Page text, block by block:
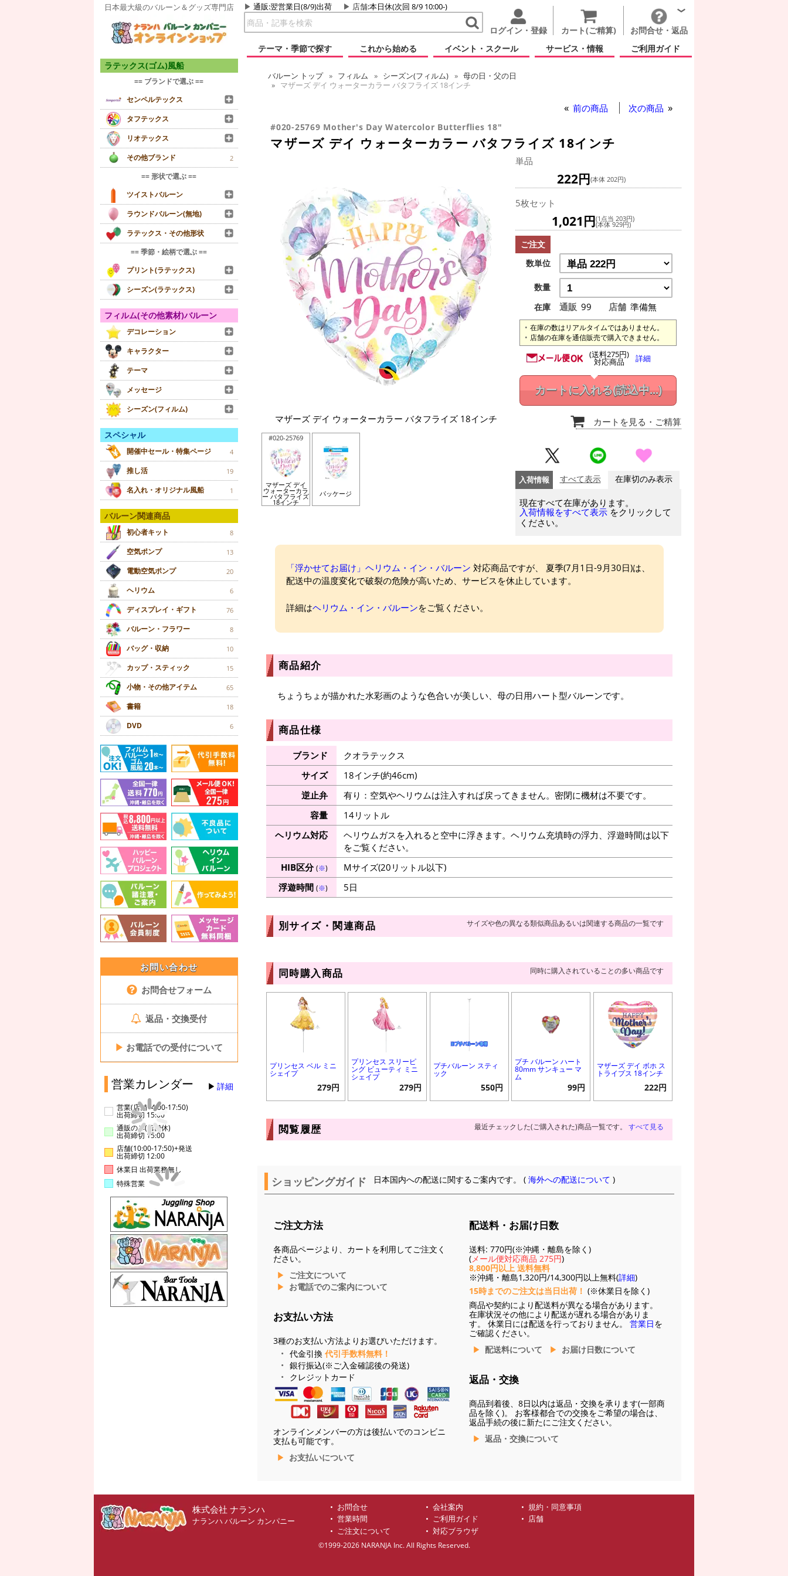
日本最大級のバルーン＆グッズ専門店 通販:翌営業日(8/9)出荷 店舗:本日休(次回 8/9 10:00-)
ログイン・登録 カート(ご精算)
お問合せ・返品
テーマ・季節で探す
これから始める イベント・スクール サービス・情報 ご利用ガイド
ラテックス(ゴム)風船
== ブランドで選ぶ ==
センペルテックス
タフテックス
リオテックス
その他ブランド
2
== 形状で選ぶ ==
ツイストバルーン
ラウンドバルーン(無地)
ラテックス・その他形状
== 季節・絵柄で選ぶ ==
プリント(ラテックス)
シーズン(ラテックス)
フィルム(その他素材)バルーン
デコレーション
キャラクター
テーマ
メッセージ
シーズン(フィルム)
スペシャル
開催中セール・特集ページ 4
推し活 19
名入れ・オリジナル風船 1
バルーン関連商品
初心者キット 8
空気ポンプ 13
電動空気ポンプ 20
ヘリウム 6
ディスプレイ・ギフト 76
バルーン・フラワー 8
バッグ・収納 10
カップ・スティック 15
小物・その他アイテム 65
書籍 18
DVD 6
お問い合わせ
お問合せフォーム
返品・交換受付
▶ お電話での受付について
営業カレンダー 詳細
営業(店舗14:00-17:50)
出荷締切 15:00
通販のみ(店舗休)
出荷締切 15:00
店舗(10:00-17:50)+発送
出荷締切 12:00
休業日 出荷業務無し
特殊営業
バルーン トップ フィルム シーズン(フィルム)
母の日・父の日
マザーズ デイ ウォーターカラー バタフライズ 18インチ
前の商品 次の商品
#020-25769 Mother's Day Watercolor Butterflies 18"
マザーズ デイ ウォーターカラー バタフライズ 18インチ
マザーズ デイ ウォーターカラー バタフライズ 18インチ
#020-25769
マザーズ デイ
ウォーターカラ
ー バタフライズ
18インチ
パッケージ
単品
222円(本体 202円)
5枚セット
1,021円(1点当 203円)
(本体 929円)
ご注文
数単位
数量
在庫
通販 99 店舗 準備無
在庫の数はリアルタイムではありません。
店舗の在庫を通信販売で購入できません。
(送料275円)
対応商品 詳細
カートに入れる(読込中...)
カートを見る ・ご精算
入荷情報 すべて表示 在庫切のみ表示
現在すべて在庫があります。
入荷情報をすべて表示 をクリックして
ください。
「浮かせてお届け」ヘリウム・イン・バルーン 対応商品ですが、 夏季(7月1日-9月30日)は、
配送中の温度変化で破裂の危険が高いため、サービスを休止しています。
詳細はヘリウム・イン・バルーンをご覧ください。
商品紹介
ちょうちょが描かれた水彩画のような色合いが美しい、母の日用ハート型バルーンです。
商品仕様
ブランド
クオラテックス
サイズ
18インチ(約46cm)
逆止弁
有り：空気やヘリウムは注入すれば戻ってきません。密閉に機材は不要です。
容量
14リットル
ヘリウム対応
ヘリウムガスを入れると空中に浮きます。ヘリウム充填時の浮力、浮遊時間は以下
をご覧ください。
HIB区分(※)
Mサイズ(20リットル以下)
浮遊時間 (※) 5日
別サイズ・関連商品 サイズや色の異なる類似商品あるいは関連する商品の一覧です
同時購入商品 同時に購入されていることの多い商品です
プリンセス ベル ミニ
シェイプ
279円
プリンセス スリーピ
ング ビューティ ミニ
シェイプ
279円
プチバルーン スティ
ック
550円
プチ バルーン ハート
80mm サンキュー マ
ム
99円
マザーズ デイ ボホ ス
トライプス 18インチ
222円
閲覧履歴 最近チェックした(ご購入された)商品一覧です。 すべて見る
ショッピングガイド 日本国内への配送に関するご案内です。 (海外への配送について )
ご注文方法
各商品ページより、カートを利用してご注文く
ださい。
ご注文について
お電話でのご案内について
お支払い方法
3種のお支払い方法よりお選びいただけます。
代金引換 代引手数料無料！
銀行振込(※ご入金確認後の発送)
クレジットカード
オンラインメンバーの方は後払いでのコンビニ
支払も可能です。
お支払いについて
配送料・お届け日数
送料: 770円(※沖縄・離島を除く)
(メール便対応商品 275円)
8,800円以上 送料無料
※沖縄・離島1,320円/14,300円以上無料(詳細)
15時までのご注文は当日出荷！ (※休業日を除く)
商品や契約により配送料が異なる場合があります。
在庫状況その他により配送が遅れる場合がありま
す。 休業日には配送を行っておりません。 営業日を
ご確認ください。
配送料について
お届け日数について
返品・交換
商品到着後、8日以内は返品・交換を承ります(一部商
品を除く)。 お客様都合での交換をご希望の場合は、
返品手続の後に新たにご注文ください。
返品・交換について
株式会社 ナランハ
ナランハ バルーン カンパニー
お問合せ 会社案内
規約・同意事項
営業時間
ご利用ガイド
店舗
ご注文について
対応ブラウザ
©1999-2026 NARANJA Inc. All Rights Reserved.